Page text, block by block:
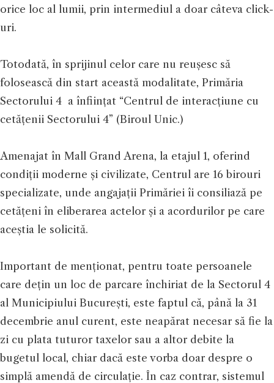
orice loc al lumii, prin intermediul a doar câteva click-
uri.
Totodată, în sprijinul celor care nu reușesc să
folosească din start această modalitate, Primăria
Sectorului 4 a înființat “Centrul de interacțiune cu
cetățenii Sectorului 4” (Biroul Unic.)
Amenajat în Mall Grand Arena, la etajul 1, oferind
condiții moderne și civilizate, Centrul are 16 birouri
specializate, unde angajații Primăriei îi consiliază pe
cetățeni în eliberarea actelor și a acordurilor pe care
aceștia le solicită.
Important de menționat, pentru toate persoanele
care dețin un loc de parcare închiriat de la Sectorul 4
al Municipiului București, este faptul că, până la 31
decembrie anul curent, este neapărat necesar să fie la
zi cu plata tuturor taxelor sau a altor debite la
bugetul local, chiar dacă este vorba doar despre o
simplă amendă de circulație. În caz contrar, sistemul